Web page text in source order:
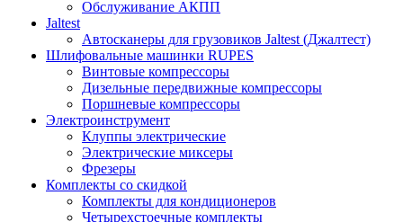
Обслуживание АКПП
Jaltest
Автосканеры для грузовиков Jaltest (Джалтест)
Шлифовальные машинки RUPES
Винтовые компрессоры
Дизельные передвижные компрессоры
Поршневые компрессоры
Электроинструмент
Клуппы электрические
Электрические миксеры
Фрезеры
Комплекты со скидкой
Комплекты для кондиционеров
Четырехстоечные комплекты